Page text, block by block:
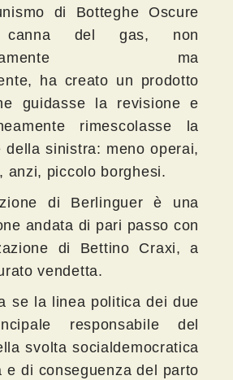
di Botteghe Oscure
del gas, non
ma
ha creato un prodotto
guidasse la revisione e
rimescolasse la
della sinistra: meno operai,
anzi, piccolo borghesi.
di Berlinguer è una
andata di pari passo con
di Bettino Craxi, a
vendetta.
se la linea politica dei due
responsabile del
svolta socialdemocratica
e di conseguenza del parto